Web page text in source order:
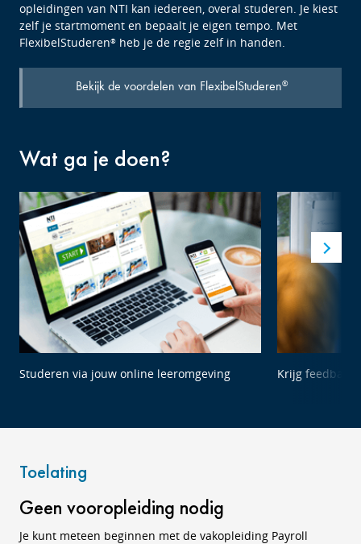
opleidingen van NTI kan iedereen, overal studeren. Je kiest
zelf je startmoment en bepaalt je eigen tempo. Met
FlexibelStuderen® heb je de regie zelf in handen.
Bekijk de voordelen van FlexibelStuderen®
Wat ga je doen?
Studeren via jouw online leeromgeving Krijg feedback
Toelating
Geen vooropleiding nodig
Je kunt meteen beginnen met de vakopleiding Payroll